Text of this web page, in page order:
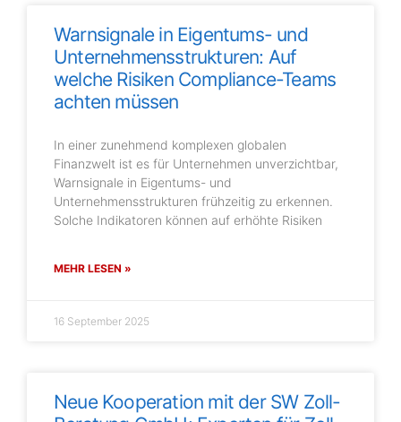
Warnsignale in Eigentums- und
Unternehmensstrukturen: Auf
welche Risiken Compliance-Teams
achten müssen
In einer zunehmend komplexen globalen
Finanzwelt ist es für Unternehmen unverzichtbar,
Warnsignale in Eigentums- und
Unternehmensstrukturen frühzeitig zu erkennen.
Solche Indikatoren können auf erhöhte Risiken
MEHR LESEN »
16 September 2025
Neue Kooperation mit der SW Zoll-